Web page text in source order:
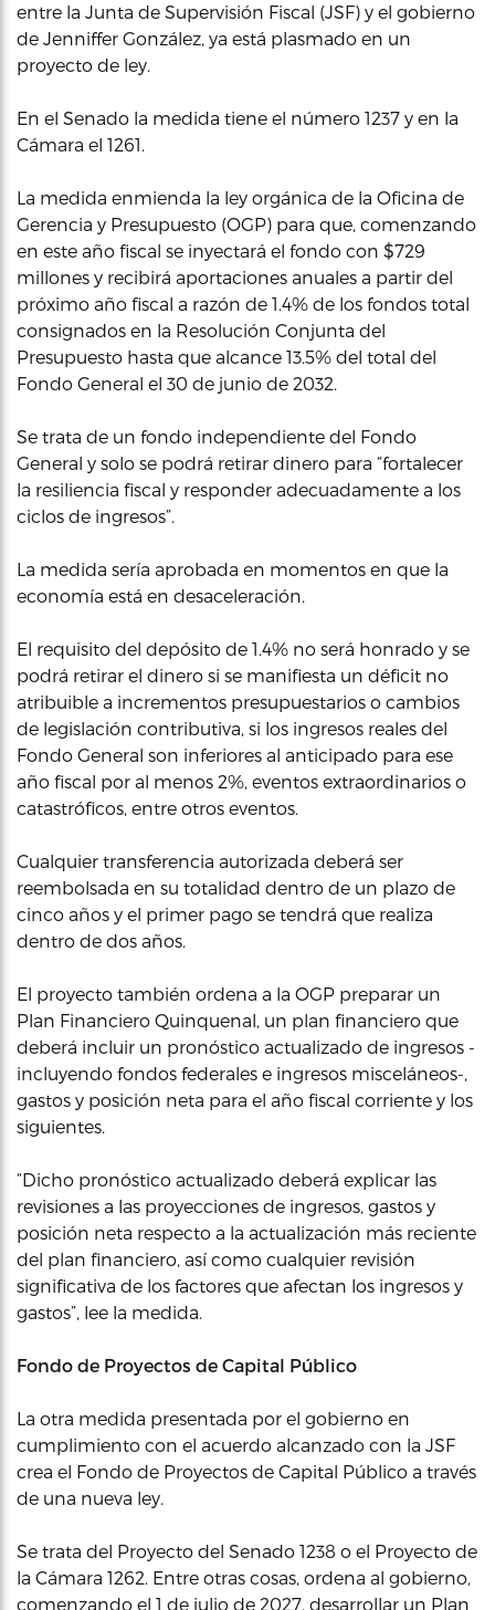
entre la Junta de Supervisión Fiscal (JSF) y el gobierno
de Jenniffer González, ya está plasmado en un
proyecto de ley.
En el Senado la medida tiene el número 1237 y en la
Cámara el 1261.
La medida enmienda la ley orgánica de la Oficina de
Gerencia y Presupuesto (OGP) para que, comenzando
en este año fiscal se inyectará el fondo con $729
millones y recibirá aportaciones anuales a partir del
próximo año fiscal a razón de 1.4% de los fondos total
consignados en la Resolución Conjunta del
Presupuesto hasta que alcance 13.5% del total del
Fondo General el 30 de junio de 2032.
Se trata de un fondo independiente del Fondo
General y solo se podrá retirar dinero para “fortalecer
la resiliencia fiscal y responder adecuadamente a los
ciclos de ingresos”.
La medida sería aprobada en momentos en que la
economía está en desaceleración.
El requisito del depósito de 1.4% no será honrado y se
podrá retirar el dinero si se manifiesta un déficit no
atribuible a incrementos presupuestarios o cambios
de legislación contributiva, si los ingresos reales del
Fondo General son inferiores al anticipado para ese
año fiscal por al menos 2%, eventos extraordinarios o
catastróficos, entre otros eventos.
Cualquier transferencia autorizada deberá ser
reembolsada en su totalidad dentro de un plazo de
cinco años y el primer pago se tendrá que realiza
dentro de dos años.
El proyecto también ordena a la OGP preparar un
Plan Financiero Quinquenal, un plan financiero que
deberá incluir un pronóstico actualizado de ingresos -
incluyendo fondos federales e ingresos misceláneos-,
gastos y posición neta para el año fiscal corriente y los
siguientes.
“Dicho pronóstico actualizado deberá explicar las
revisiones a las proyecciones de ingresos, gastos y
posición neta respecto a la actualización más reciente
del plan financiero, así como cualquier revisión
significativa de los factores que afectan los ingresos y
gastos”, lee la medida.
Fondo de Proyectos de Capital Público
La otra medida presentada por el gobierno en
cumplimiento con el acuerdo alcanzado con la JSF
crea el Fondo de Proyectos de Capital Público a través
de una nueva ley.
Se trata del Proyecto del Senado 1238 o el Proyecto de
la Cámara 1262. Entre otras cosas, ordena al gobierno,
comenzando el 1 de julio de 2027, desarrollar un Plan